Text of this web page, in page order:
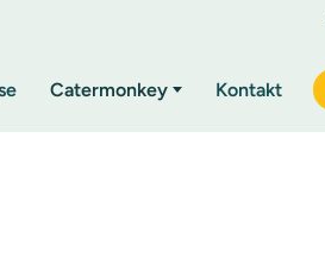
Catermonkey Kontakt